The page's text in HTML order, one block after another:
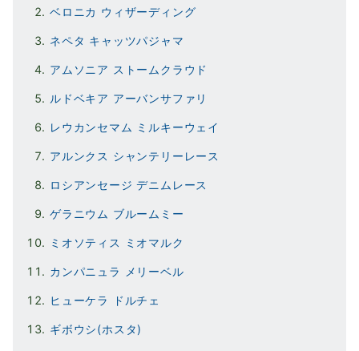
ベロニカ ウィザーディング
ネペタ キャッツパジャマ
アムソニア ストームクラウド
ルドベキア アーバンサファリ
レウカンセマム ミルキーウェイ
アルンクス シャンテリーレース
ロシアンセージ デニムレース
ゲラニウム ブルームミー
ミオソティス ミオマルク
カンパニュラ メリーベル
ヒューケラ ドルチェ
ギボウシ(ホスタ)